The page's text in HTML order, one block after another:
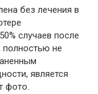
без лечения в
случаев после
полностью не
является
фото.